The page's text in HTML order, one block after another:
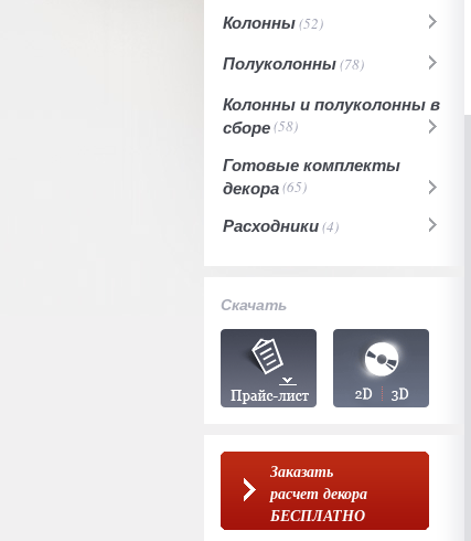
Колонны(52)
Полуколонны(78)
Колонны и полуколонны в
сборе(58)
Готовые комплекты
декора(65)
Расходники(4)
Скачать
Заказать
расчет декора
БЕСПЛАТНО